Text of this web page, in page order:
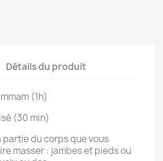
Détails du produit
(1h)
(30 min)
partie du corps que vous
masser : jambes et pieds ou